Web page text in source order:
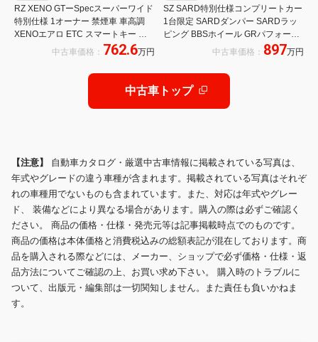
RZ XENO GTーSpecスーパーワイド
特別仕様 1オーナー 禁煙車 車高調
XENOエアロ ETC スマートキー 純
正メモリーナビ フルセグTV LEDヘ
ッドライト 18インチAW ドライブレ
中古車価格： 762.6万円
SZ SARD特別仕様コンプリートカー
1台限定 SARDダンパー SARDラッ
ピング BBSホイール GRパフォーマ
ンスソフトウェア書換済み
中古車価格： 897万円
中古車トップ
【注意】 自動車カタログ・厳選中古車情報に掲載されている写真は、
年式やグレードの違う車種が含まれます。掲載されている写真はそれぞ
れの車種用でないものも含まれています。また、対応は年式やグレー
ド、 装備などにより異なる場合があります。購入の際は必ずご確認く
ださい。 商品の価格・仕様・発売元等は記事掲載時点でのものです。
商品の価格は本体価格と消費税込みの総額表記が混在しております。商
品を購入される際などには、メーカー、ショップで必ず価格・仕様・返
品方法についてご確認の上、お買い求め下さい。 購入時のトラブルに
ついて、出版元・編集部は一切関知しません。また責任も負いかねま
す。